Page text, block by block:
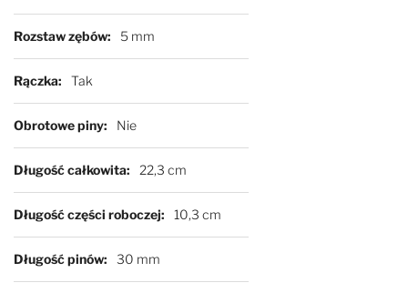
Rozstaw zębów 5 mm
Rączka Tak
Obrotowe piny Nie
Długość całkowita 22,3 cm
Długość części roboczej 10,3 cm
Długość pinów 30 mm